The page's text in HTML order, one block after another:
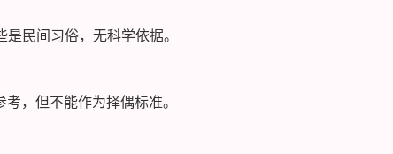
民间习俗，无科学依据。
，但不能作为择偶标准。